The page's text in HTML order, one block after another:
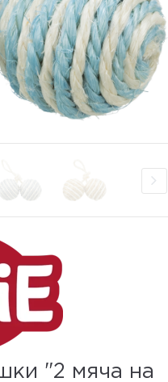
"2 мяча на